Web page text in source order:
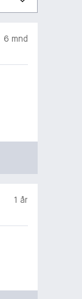
6 mnd
1 år